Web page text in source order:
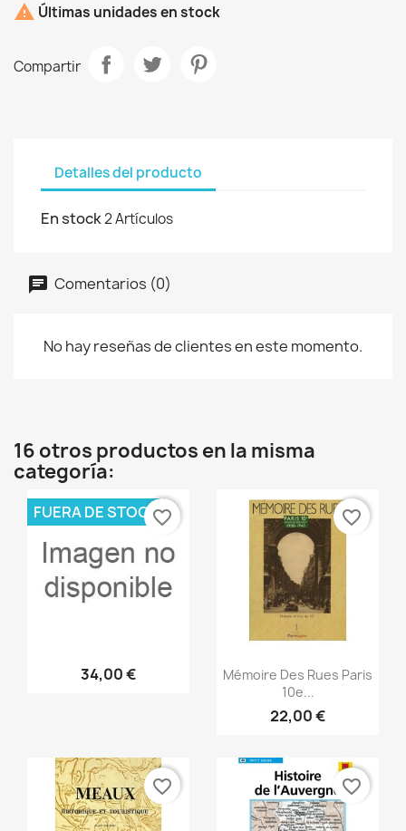
 Últimas unidades en stock
Compartir
Detalles del producto
En stock2 Artículos
Comentarios (0)
No hay reseñas de clientes en este momento.
16 otros productos en la misma
categoría:
Vista rápida
34,00 €
FUERA DE STOCKfavorite_border
Vista rápida
Mémoire Des Rues Paris
10e...
22,00 €
favorite_border
favorite_border favorite_border